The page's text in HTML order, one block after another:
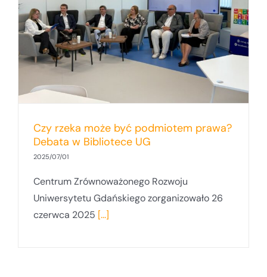
Czy rzeka może być podmiotem prawa?
Debata w Bibliotece UG
2025/07/01
Centrum Zrównoważonego Rozwoju
Uniwersytetu Gdańskiego zorganizowało 26
czerwca 2025 [...]